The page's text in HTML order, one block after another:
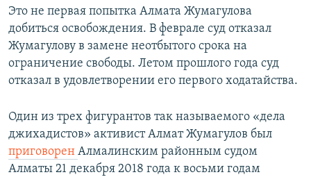
Это не первая попытка Алмата Жумагулова
добиться освобождения. В феврале суд отказал
Жумагулову в замене неотбытого срока на
ограничение свободы. Летом прошлого года суд
отказал в удовлетворении его первого ходатайства.
Один из трех фигурантов так называемого «дела
джихадистов» активист Алмат Жумагулов был
приговорен Алмалинским районным судом
Алматы 21 декабря 2018 года к восьми годам